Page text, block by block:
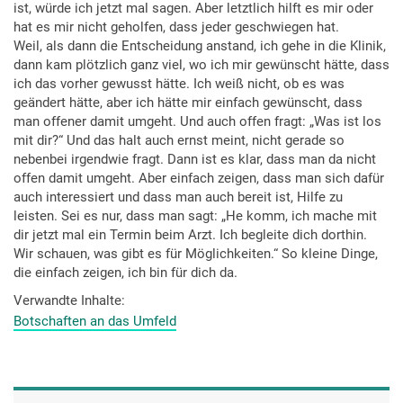
ist, würde ich jetzt mal sagen. Aber letztlich hilft es mir oder
hat es mir nicht geholfen, dass jeder geschwiegen hat.
Weil, als dann die Entscheidung anstand, ich gehe in die Klinik,
dann kam plötzlich ganz viel, wo ich mir gewünscht hätte, dass
ich das vorher gewusst hätte. Ich weiß nicht, ob es was
geändert hätte, aber ich hätte mir einfach gewünscht, dass
man offener damit umgeht. Und auch offen fragt: „Was ist los
mit dir?“ Und das halt auch ernst meint, nicht gerade so
nebenbei irgendwie fragt. Dann ist es klar, dass man da nicht
offen damit umgeht. Aber einfach zeigen, dass man sich dafür
auch interessiert und dass man auch bereit ist, Hilfe zu
leisten. Sei es nur, dass man sagt: „He komm, ich mache mit
dir jetzt mal ein Termin beim Arzt. Ich begleite dich dorthin.
Wir schauen, was gibt es für Möglichkeiten.“ So kleine Dinge,
die einfach zeigen, ich bin für dich da.
Verwandte Inhalte
Botschaften an das Umfeld